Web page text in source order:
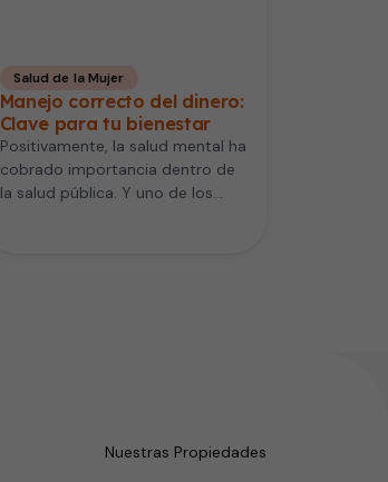
Salud de la Mujer
Manejo correcto del dinero:
Clave para tu bienestar
Positivamente, la salud mental ha
cobrado importancia dentro de
la salud pública. Y uno de los
Nuestras Propiedades